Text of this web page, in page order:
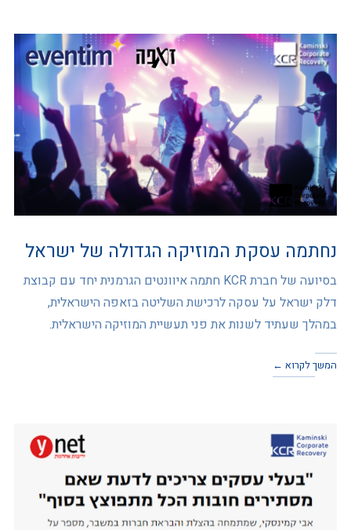
נחתמה עסקת המוזיקה הגדולה של ישראל
בסיועה של חברת KCR חתמה איוונטים הגרמנית יחד עם קבוצת
דלק ישראל על עסקה לרכישת השליטה בזאפה הישראלית,
במהלך שעתיד לשנות את פני תעשיית המוזיקה הישראלית.
המשך לקרוא ←